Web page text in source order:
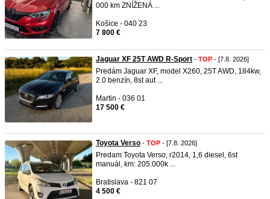
000 km ZNÍŽENÁ ...
Košice - 040 23
7 800 €
Jaguar XF 25T AWD R-Sport - TOP - [7.8. 2026]
Predám Jaguar XF, model X260, 25T AWD, 184kw,
2.0 benzín, 8st aut ...
Martin - 036 01
17 500 €
Toyota Verso - TOP - [7.8. 2026]
Predam Toyota Verso, r2014, 1,6 diesel, 6st
manuál, km: 205.000k ...
Bratislava - 821 07
4 500 €